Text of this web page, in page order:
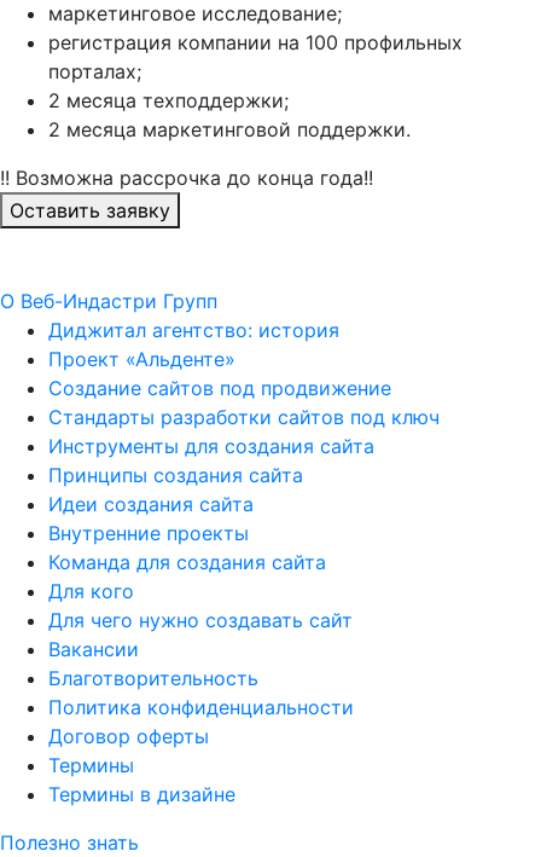
маркетинговое исследование;
регистрация компании на 100 профильных
порталах;
2 месяца техподдержки;
2 месяца маркетинговой поддержки.
!! Возможна рассрочка до конца года!!
Оставить заявку
О Веб-Индастри Групп
Диджитал агентство: история
Проект «Альденте»
Создание сайтов под продвижение
Стандарты разработки сайтов под ключ
Инструменты для создания сайта
Принципы создания сайта
Идеи создания сайта
Внутренние проекты
Команда для создания сайта
Для кого
Для чего нужно создавать сайт
Вакансии
Благотворительность
Политика конфиденциальности
Договор оферты
Термины
Термины в дизайне
Полезно знать